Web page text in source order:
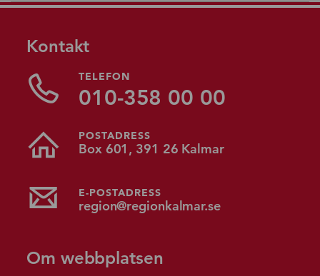
Kontakt
TELEFON
010-358 00 00
POSTADRESS
Box 601, 391 26 Kalmar
E-POSTADRESS
region@regionkalmar.se
Om webbplatsen